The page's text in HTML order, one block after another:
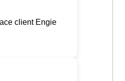
client Engie